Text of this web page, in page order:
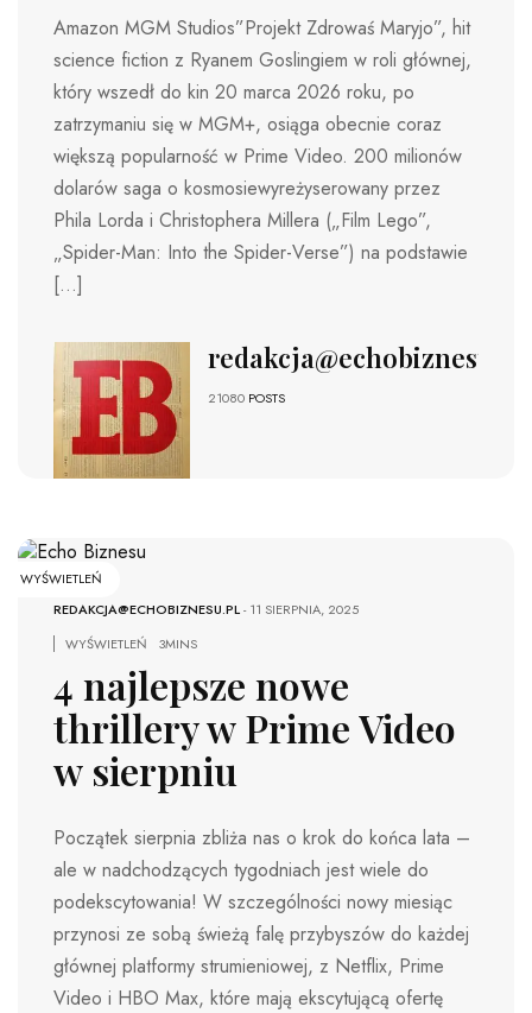
Amazon MGM Studios”Projekt Zdrowaś Maryjo”, hit
science fiction z Ryanem Goslingiem w roli głównej,
który wszedł do kin 20 marca 2026 roku, po
zatrzymaniu się w MGM+, osiąga obecnie coraz
większą popularność w Prime Video. 200 milionów
dolarów saga o kosmosiewyreżyserowany przez
Phila Lorda i Christophera Millera („Film Lego”,
„Spider-Man: Into the Spider-Verse”) na podstawie
[…]
redakcja@echobiznesu.pl
21080 POSTS
WYŚWIETLEŃ
REDAKCJA@ECHOBIZNESU.PL-11 SIERPNIA, 2025
WYŚWIETLEŃ
3MINS
4 najlepsze nowe
thrillery w Prime Video
w sierpniu
Początek sierpnia zbliża nas o krok do końca lata –
ale w nadchodzących tygodniach jest wiele do
podekscytowania! W szczególności nowy miesiąc
przynosi ze sobą świeżą falę przybyszów do każdej
głównej platformy strumieniowej, z Netflix, Prime
Video i HBO Max, które mają ekscytującą ofertę